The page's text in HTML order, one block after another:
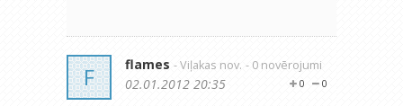
F flames - Viļakas nov. - 0 novērojumi
0
0
02.01.2012 20:35